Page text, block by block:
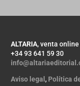
ALTARIA, venta
+34 93 641 59 30
Aviso legal , Política